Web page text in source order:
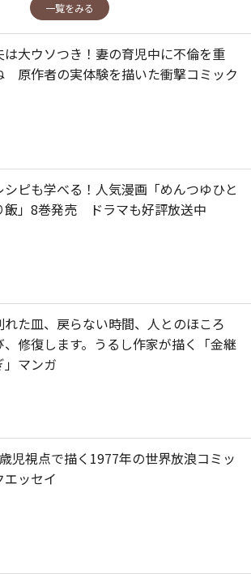
一覧をみる
は大ウソつき！妻の育児中に不倫を重
原作者の実体験を描いた衝撃コミック
シピも学べる！人気漫画「めんつゆひと
飯」8巻発売 ドラマも好評放送中
れた皿、戻らない時間、人とのほころ
、修復します。うるし作家が描く「金継
」マンガ
児視点で描く1977年の世界放浪コミッ
エッセイ